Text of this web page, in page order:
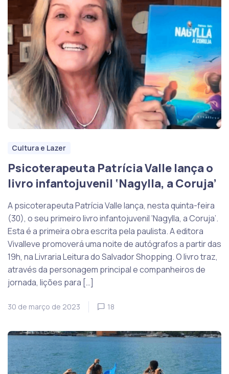
Cultura e Lazer
Psicoterapeuta Patrícia Valle lança o
livro infantojuvenil ‘Nagylla, a Coruja’
A psicoterapeuta Patrícia Valle lança, nesta quinta-feira
(30), o seu primeiro livro infantojuvenil ‘Nagylla, a Coruja’.
Esta é a primeira obra escrita pela paulista. A editora
Vivalleve promoverá uma noite de autógrafos a partir das
19h, na Livraria Leitura do Salvador Shopping. O livro traz,
através da personagem principal e companheiros de
jornada, lições para […]
30 de março de 2023 18